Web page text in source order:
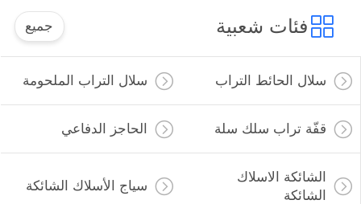
فئات شعبية جميع
سلال الحائط التراب سلال التراب الملحومة
قفّة تراب سلك سلة الحاجز الدفاعي
الشائكة الاسلاك
الشائكة
سياج الأسلاك الشائكة